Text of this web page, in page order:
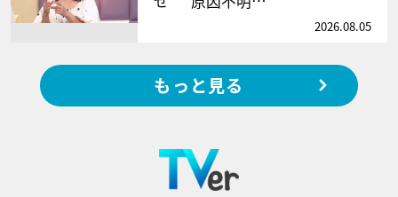
2026.08.05
もっと見る